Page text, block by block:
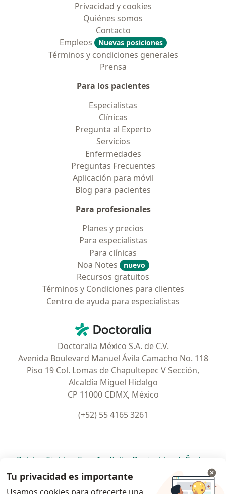
Privacidad y cookies
Quiénes somos
Contacto
Empleos
Nuevas posiciones
Términos y condiciones generales
Prensa
Para los pacientes
Especialistas
Clínicas
Pregunta al Experto
Servicios
Enfermedades
Preguntas Frecuentes
Aplicación para móvil
Blog para pacientes
Para profesionales
Planes y precios
Para especialistas
Para clínicas
Noa Notes
nuevo
Recursos gratuitos
Términos y Condiciones para clientes
Centro de ayuda para especialistas
Doctoralia - Página de inicio
Doctoralia México S.A. de C.V.
Avenida Boulevard Manuel Ávila Camacho No. 118
Piso 19 Col. Lomas de Chapultepec V Sección,
Alcaldía Miguel Hidalgo
CP 11000 CDMX, México
(+52) 55 4165 3261
Polska se abre en una nueva pestaña
Türkiye se abre en una nueva pestaña
España se abre en una nueva pestaña
Italia se abre en una nueva
Deutschlandse abre en
Česko
Portugal
se abre en una nueva pestaña
México se abre en una nueva pestaña
Chile se abre en una nueva pestaña
Brasil se abre en una nueva
se abre en
se
se abre en una nueva
Tu privacidad es importante